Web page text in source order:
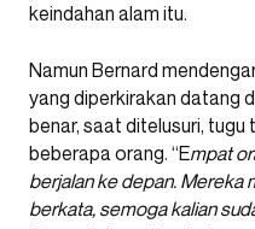
keindahan alam itu.
Namun Bernard
yang diperkirakan datang
benar, saat ditelusuri,
beberapa orang. “Empat
berjalan ke depan. Mereka
berkata, semoga kalian